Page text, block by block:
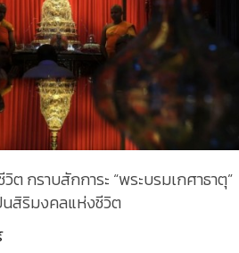
ต กราบสักการะ “พระบรมเกศาธาตุ”
นสิริมงคลแห่งชีวิต